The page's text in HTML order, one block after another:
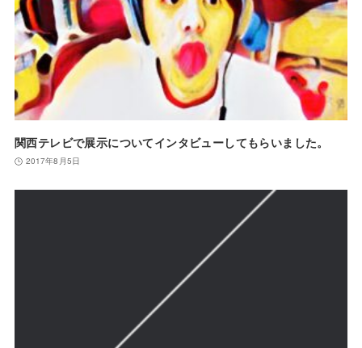
関西テレビで展示についてインタビューしてもらいました。
2017年8月5日